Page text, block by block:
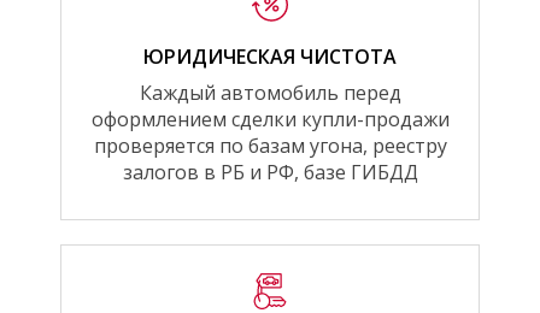
ЮРИДИЧЕСКАЯ ЧИСТОТА
Каждый автомобиль перед
оформлением сделки купли-продажи
проверяется по базам угона, реестру
залогов в РБ и РФ, базе ГИБДД